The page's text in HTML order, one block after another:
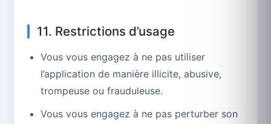
11. Restrictions d’usage
Vous vous engagez à ne pas utiliser
l’application de manière illicite, abusive,
trompeuse ou frauduleuse.
Vous vous engagez à ne pas perturber son